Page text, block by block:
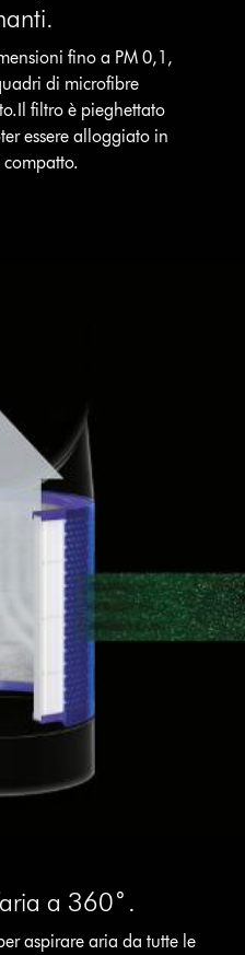
fino a PM 0,1,
di microfibre
filtro è pieghettato
essere alloggiato in
a 360˚.
aspirare aria da tutte le